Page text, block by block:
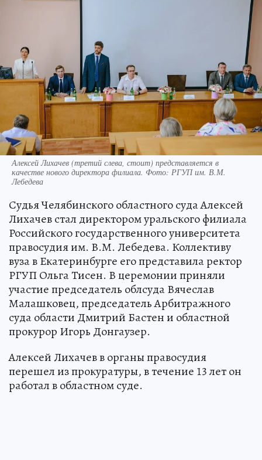
Алексей Лихачев (третий слева, стоит) представляется в
качестве нового директора филиала. Фото: РГУП им. В.М.
Лебедева
Судья Челябинского областного суда Алексей
Лихачев стал директором уральского филиала
Российского государственного университета
правосудия им. В.М. Лебедева. Коллективу
вуза в Екатеринбурге его представила ректор
РГУП Ольга Тисен. В церемонии приняли
участие председатель облсуда Вячеслав
Малашковец, председатель Арбитражного
суда области Дмитрий Бастен и областной
прокурор Игорь Донгаузер.
Алексей Лихачев в органы правосудия
перешел из прокуратуры, в течение 13 лет он
работал в областном суде.